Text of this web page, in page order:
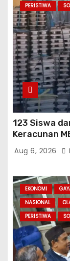
PERISTIWA
123 Siswa
Keracunan
Sejumlah
Aug 6, 2026
EKONOMI
NASIONAL
PERISTIWA